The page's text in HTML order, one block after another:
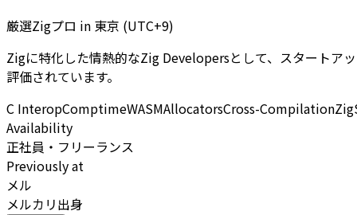
厳選Zigプロ in 東京 (UTC+9)
Zigに特化した情熱的なZig Developersとして、スタートア
評価されています。
C InteropComptimeWASMAllocatorsCross-CompilationZig
Availability
正社員・フリーランス
Previously at
メル
メルカリ出身